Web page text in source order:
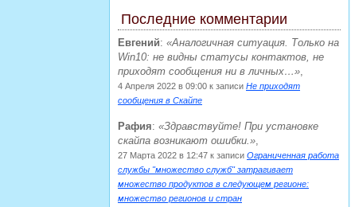
Последние комментарии
Евгений:
Аналогичная ситуация. Только на
Win10: не видны статусы контактов, не
приходят сообщения ни в личных…
,
4 Апреля 2022 в 09:00 к записи Не приходят
сообщения в Скайпе
Рафия:
Здравствуйте! При установке
скайпа возникают ошибки.
,
27 Марта 2022 в 12:47 к записи Ограниченная работа
службы "множество служб" затрагивает
множество продуктов в следующем регионе:
множество регионов и стран